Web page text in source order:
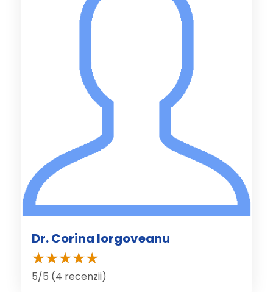
Dr. Corina Iorgoveanu
5/5 (4 recenzii)